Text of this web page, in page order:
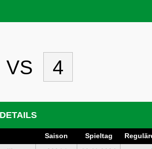
VS 4
DETAILS
Saison Spieltag